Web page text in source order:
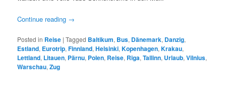
Continue reading →
Posted in Reise |Tagged Baltikum, Bus, Dänemark, Danzig,
Estland, Eurotrip,Finnland,Helsinki,Kopenhagen,Krakau,
Lettland, Litauen, Pärnu, Polen, Reise, Riga,Tallinn, Urlaub,Vilnius,
Warschau,Zug